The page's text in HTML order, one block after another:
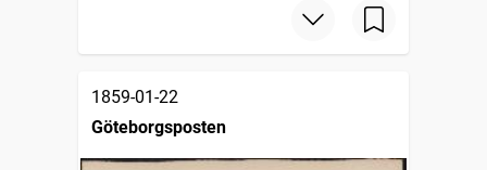
1859-01-22
Göteborgsposten